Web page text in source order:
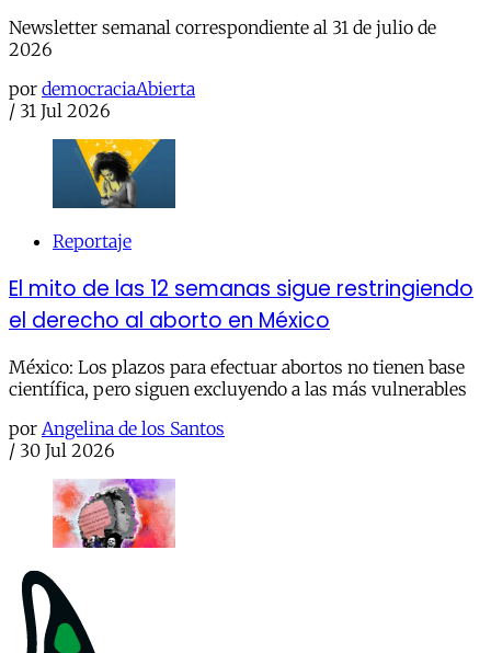
Newsletter semanal correspondiente al 31 de julio de
2026
por democraciaAbierta
/ 31 Jul 2026
Reportaje
El mito de las 12 semanas sigue restringiendo
el derecho al aborto en México
México: Los plazos para efectuar abortos no tienen base
científica, pero siguen excluyendo a las más vulnerables
por Angelina de los Santos
/ 30 Jul 2026